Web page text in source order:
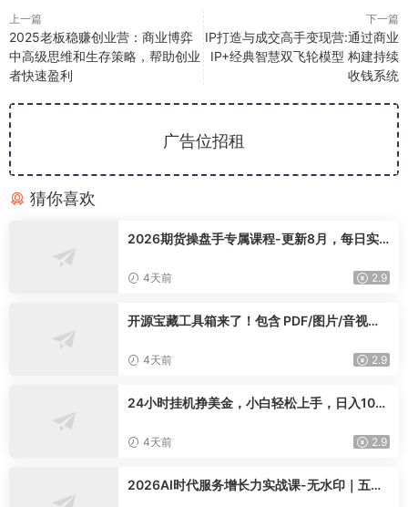
上一篇
2025老板稳赚创业营：商业博弈
中高级思维和生存策略，帮助创业
者快速盈利
下一篇
IP打造与成交高手变现营:通过商业
IP+经典智慧双飞轮模型 构建持续
收钱系统
广告位招租
猜你喜欢
2026期货操盘手专属课程-更新8月，每日实
4天前 2.9
开源宝藏工具箱来了！包含 PDF/图片/音视频/
knit-desktop
4天前 2.9
24小时挂机挣美金，小白轻松上手，日入100
4天前 2.9
2026AI时代服务增长力实战课-无水印｜五力